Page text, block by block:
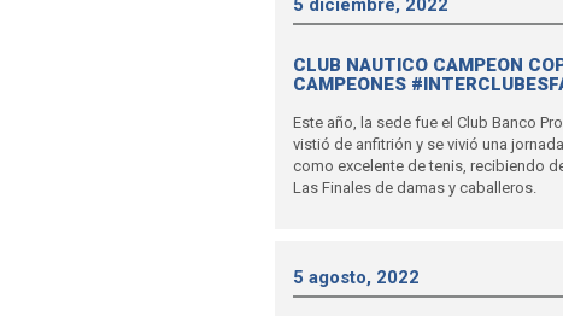
5 diciembre, 2022
CLUB NAUTICO CAMPEON
CAMPEONES
Este año, la sede fue el Club Banco
vistió de anfitrión y se vivió una
como excelente de tenis, recibiendo
Las Finales de damas y caballeros.
5 agosto, 2022